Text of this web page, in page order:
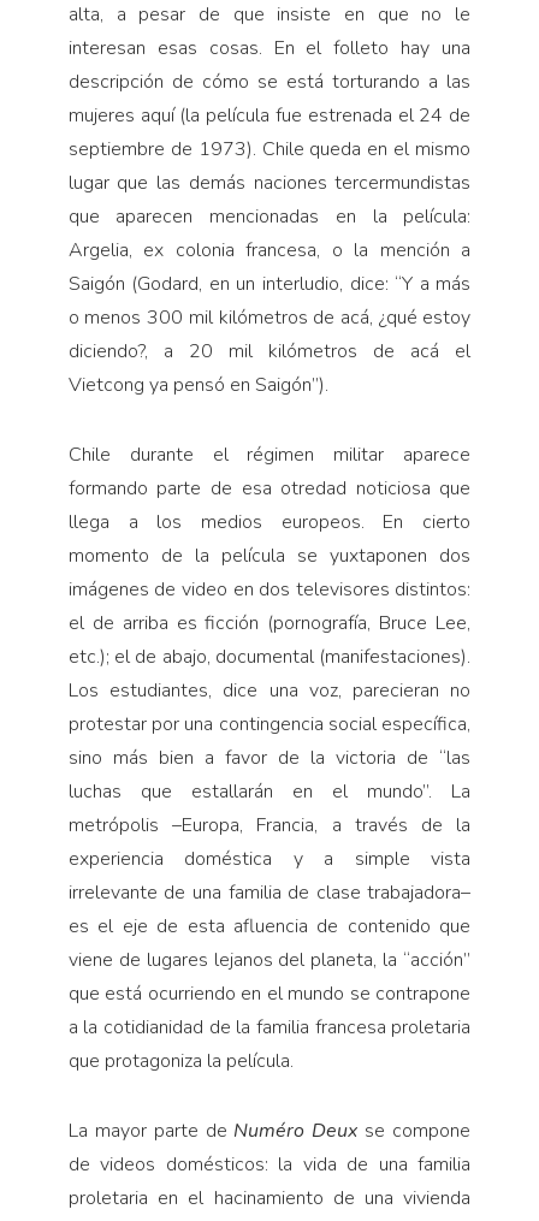
alta, a pesar de que insiste en que no le
interesan esas cosas. En el folleto hay una
descripción de cómo se está torturando a las
mujeres aquí (la película fue estrenada el 24 de
septiembre de 1973). Chile queda en el mismo
lugar que las demás naciones tercermundistas
que aparecen mencionadas en la película:
Argelia, ex colonia francesa, o la mención a
Saigón (Godard, en un interludio, dice: “Y a más
o menos 300 mil kilómetros de acá, ¿qué estoy
diciendo?, a 20 mil kilómetros de acá el
Vietcong ya pensó en Saigón”).
Chile durante el régimen militar aparece
formando parte de esa otredad noticiosa que
llega a los medios europeos. En cierto
momento de la película se yuxtaponen dos
imágenes de video en dos televisores distintos:
el de arriba es ficción (pornografía, Bruce Lee,
etc.); el de abajo, documental (manifestaciones).
Los estudiantes, dice una voz, parecieran no
protestar por una contingencia social específica,
sino más bien a favor de la victoria de “las
luchas que estallarán en el mundo”. La
metrópolis –Europa, Francia, a través de la
experiencia doméstica y a simple vista
irrelevante de una familia de clase trabajadora–
es el eje de esta afluencia de contenido que
viene de lugares lejanos del planeta, la “acción”
que está ocurriendo en el mundo se contrapone
a la cotidianidad de la familia francesa proletaria
que protagoniza la película.
La mayor parte de Numéro Deux se compone
de videos domésticos: la vida de una familia
proletaria en el hacinamiento de una vivienda